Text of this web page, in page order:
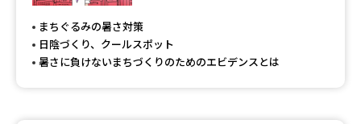
学問発見
まちぐるみの暑さ対策
日陰づくり、クールスポット
暑さに負けないまちづくりのためのエビデンスとは